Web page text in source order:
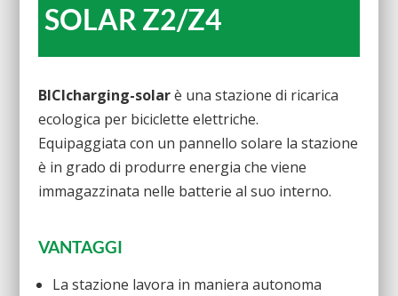
SOLAR Z2/Z4
BICIcharging-solarè una stazione di ricarica
ecologica per biciclette elettriche.
Equipaggiata con un pannello solare la stazione
è in grado di produrre energia che viene
immagazzinata nelle batterie al suo interno.
VANTAGGI
La stazione lavora in maniera autonoma